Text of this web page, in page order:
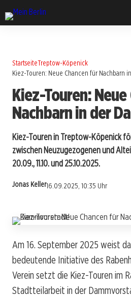
StartseiteTreptow-Köpenick
Kiez-Touren: Neue Chancen für Nachbarn
Kiez-Touren:
Nachbarn in der
Kiez-Touren in Treptow-Köpenick
zwischen Neuzugezogenen und
20.09., 11.10. und 25.10.2025.
Jonas Keller16.09.2025, 10:35 Uhr
Am 16. September 2025 weist
bedeutende Initiative des
Verein setzt die Kiez-Touren im
Stadtteilarbeit in der